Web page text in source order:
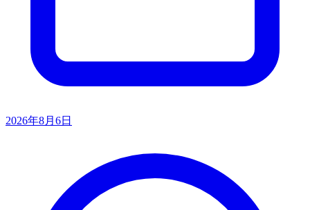
2026年8月6日